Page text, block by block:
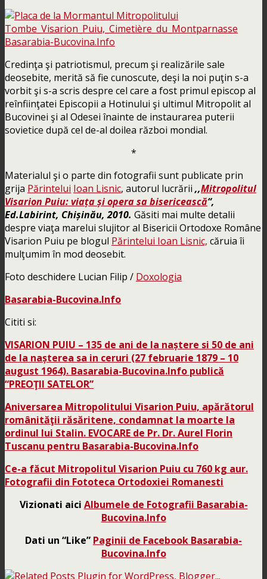
Credinţa şi patriotismul, precum şi realizările sale
deosebite, merită să fie cunoscute, deşi la noi puţin s-a
vorbit şi s-a scris despre cel care a fost primul episcop al
reînfiinţatei Episcopii a Hotinului şi ultimul Mitropolit al
Bucovinei şi al Odesei înainte de instaurarea puterii
sovietice după cel de-al doilea război mondial.
*
Materialul şi o parte din fotografii sunt publicate prin
grija Părintelui Ioan Lisnic, autorul lucrării ,,Mitropolitul
Visarion Puiu: viața și opera sa bisericească“,
Ed.Labirint, Chișinău, 2010. Găsiti mai multe detalii
despre viaţa marelui slujitor al Bisericii Ortodoxe Române
Visarion Puiu pe blogul Părintelui Ioan Lisnic, căruia îi
mulţumim în mod deosebit.
Foto deschidere Lucian Filip / Doxologia
Basarabia-Bucovina.Info
Cititi si:
VISARION PUIU – 135 de ani de la naștere si 50 de ani
de la nașterea sa in ceruri (27 februarie 1879 – 10
august 1964). Basarabia-Bucovina.Info publică
“PREOŢII SATELOR”
Aniversarea Mitropolitului Visarion Puiu, apărătorul
românităţii răsăritene, condamnat la moarte la
ordinul lui Stalin. EVOCARE de Pr. Dr. Aurel Florin
Tuscanu pentru Basarabia-Bucovina.Info
Ce-a făcut Mitropolitul Visarion Puiu cu 760 kg aur.
Fotografii din Fototeca Ortodoxiei Romanesti
Vizionati aici Albumele de Fotografii Basarabia-
Bucovina.Info
Dati un “Like” Paginii de Facebook Basarabia-
Bucovina.Info